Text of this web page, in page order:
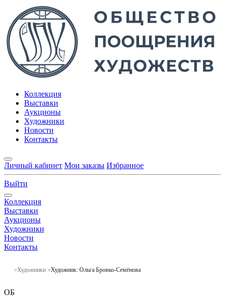
Коллекция
Выставки
Аукционы
Художники
Новости
Контакты
Личный кабинет Мои заказы Избранное
Выйти
Коллекция
Выставки
Аукционы
Художники
Новости
Контакты
Художники Художник: Ольга Бровко-Семёнова
ОБ